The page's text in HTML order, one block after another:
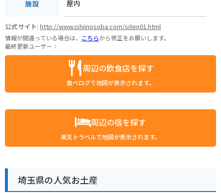
施設 屋内
公式サイト:http://www.ishiinosoba.com/siten01.html
情報が間違っている場合は、 こちらから修正をお願いします。
最終更新ユーザー：
周辺の飲食店を探す
食べログで地図が表示されます。
周辺の宿を探す
楽天トラベルで地図が表示されます。
埼玉県の人気お土産